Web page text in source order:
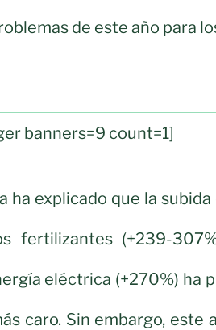
de este año para
banners=9 count=1]
ha explicado que la
fertilizantes (+239-
eléctrica (+270%) ha
caro. Sin embargo, este